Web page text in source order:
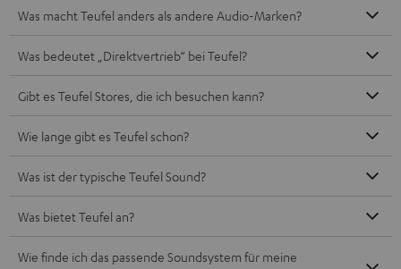
Was macht Teufel anders als andere Audio-Marken?
Was bedeutet „Direktvertrieb“ bei Teufel?
Gibt es Teufel Stores, die ich besuchen kann?
Wie lange gibt es Teufel schon?
Was ist der typische Teufel Sound?
Was bietet Teufel an?
Wie finde ich das passende Soundsystem für meine